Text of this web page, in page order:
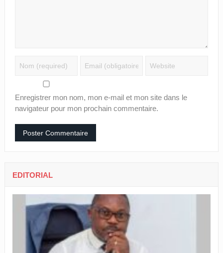
Enregistrer mon nom, mon e-mail et mon site dans le
navigateur pour mon prochain commentaire.
EDITORIAL